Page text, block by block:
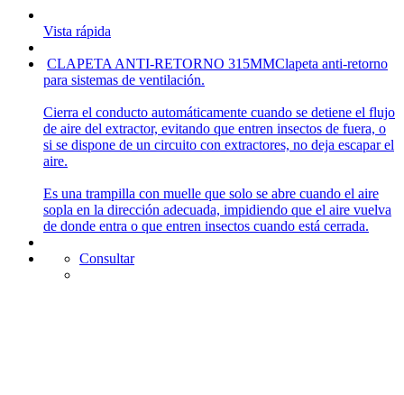
Vista rápida
CLAPETA ANTI-RETORNO 315MMClapeta anti-retorno
para sistemas de ventilación.
Cierra el conducto automáticamente cuando se detiene el flujo
de aire del extractor, evitando que entren insectos de fuera, o
si se dispone de un circuito con extractores, no deja escapar el
aire.
Es una trampilla con muelle que solo se abre cuando el aire
sopla en la dirección adecuada, impidiendo que el aire vuelva
de donde entra o que entren insectos cuando está cerrada.
Consultar